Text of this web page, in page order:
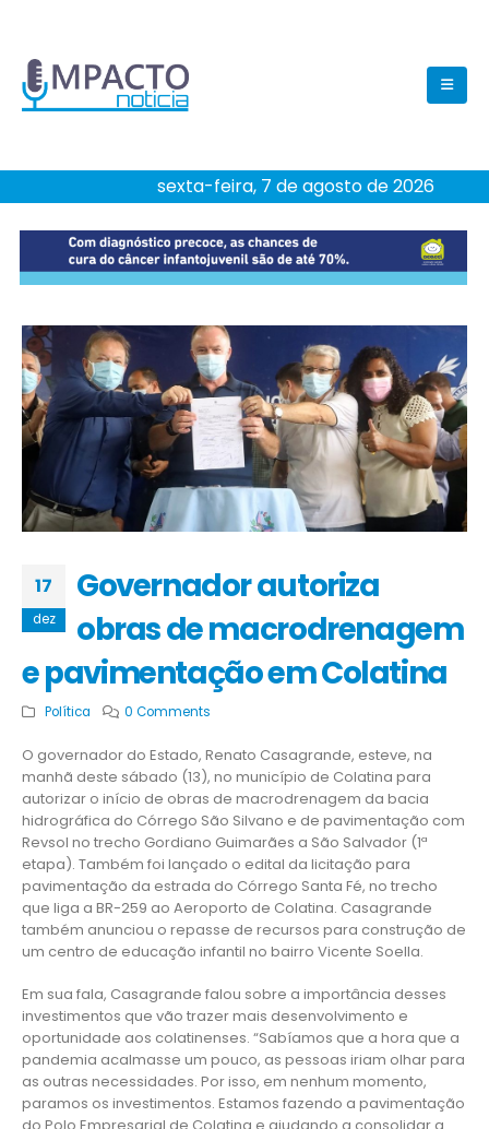
sexta-feira, 7 de agosto de 2026
17
dez
Governador autoriza
obras de macrodrenagem
e pavimentação em Colatina
Política 0 Comments
O governador do Estado, Renato Casagrande, esteve, na
manhã deste sábado (13), no município de Colatina para
autorizar o início de obras de macrodrenagem da bacia
hidrográfica do Córrego São Silvano e de pavimentação com
Revsol no trecho Gordiano Guimarães a São Salvador (1ª
etapa). Também foi lançado o edital da licitação para
pavimentação da estrada do Córrego Santa Fé, no trecho
que liga a BR-259 ao Aeroporto de Colatina. Casagrande
também anunciou o repasse de recursos para construção de
um centro de educação infantil no bairro Vicente Soella.
Em sua fala, Casagrande falou sobre a importância desses
investimentos que vão trazer mais desenvolvimento e
oportunidade aos colatinenses. “Sabíamos que a hora que a
pandemia acalmasse um pouco, as pessoas iriam olhar para
as outras necessidades. Por isso, em nenhum momento,
paramos os investimentos. Estamos fazendo a pavimentação
do Polo Empresarial de Colatina e ajudando a consolidar a